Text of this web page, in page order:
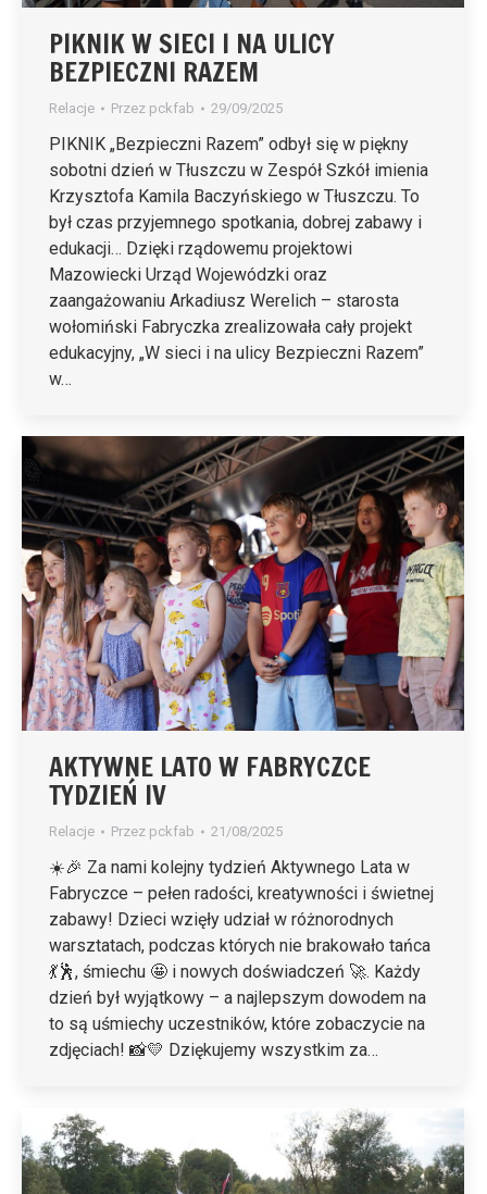
PIKNIK W SIECI I NA ULICY
BEZPIECZNI RAZEM
Relacje Przez pckfab 29/09/2025
PIKNIK „Bezpieczni Razem” odbył się w piękny
sobotni dzień w Tłuszczu w Zespół Szkół imienia
Krzysztofa Kamila Baczyńskiego w Tłuszczu. To
był czas przyjemnego spotkania, dobrej zabawy i
edukacji… Dzięki rządowemu projektowi
Mazowiecki Urząd Wojewódzki oraz
zaangażowaniu Arkadiusz Werelich – starosta
wołomiński Fabryczka zrealizowała cały projekt
edukacyjny, „W sieci i na ulicy Bezpieczni Razem”
w…
AKTYWNE LATO W FABRYCZCE
TYDZIEŃ IV
Relacje Przez pckfab 21/08/2025
☀️🎉 Za nami kolejny tydzień Aktywnego Lata w
Fabryczce – pełen radości, kreatywności i świetnej
zabawy! Dzieci wzięły udział w różnorodnych
warsztatach, podczas których nie brakowało tańca
💃🕺, śmiechu 🤩 i nowych doświadczeń 🚀. Każdy
dzień był wyjątkowy – a najlepszym dowodem na
to są uśmiechy uczestników, które zobaczycie na
zdjęciach! 📸💛 Dziękujemy wszystkim za…